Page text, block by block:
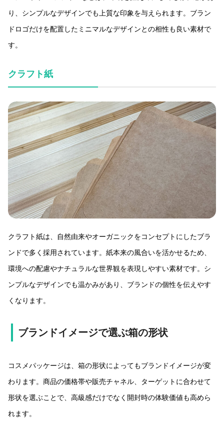
り、シンプルなデザインでも上質な印象を与えられます。ブラン
ドロゴだけを配置したミニマルなデザインとの相性も良い素材で
す。
クラフト紙
クラフト紙は、自然由来やオーガニックをコンセプトにしたブラ
ンドで多く採用されています。紙本来の風合いを活かせるため、
環境への配慮やナチュラルな世界観を表現しやすい素材です。シ
ンプルなデザインでも温かみがあり、ブランドの個性を伝えやす
くなります。
ブランドイメージで選ぶ箱の形状
コスメパッケージは、箱の形状によってもブランドイメージが変
わります。商品の価格帯や販売チャネル、ターゲットに合わせて
形状を選ぶことで、高級感だけでなく開封時の体験価値も高めら
れます。